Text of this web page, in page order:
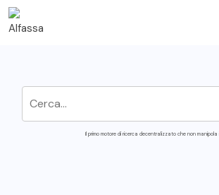
Il primo motore di ricerca decentralizzato che non manipola